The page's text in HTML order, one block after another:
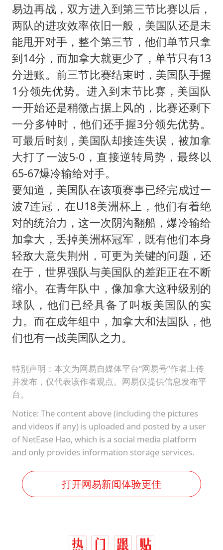
易边再战，双方进入到第三节比赛以后，
两队的进攻效率依旧一般，美国队还是未
能甩开对手，整个第三节，他们单节只拿
到14分，而加拿大就更少了，单节只有13
分进账。前三节比赛结束时，美国队手握
1分领先优势。进入到末节比赛，美国队
一开始还是稍微占据上风的，比赛还剩下
一分多钟时，他们还手握3分领先优势。
可最后时刻，美国队却接连失误，被加拿
大打了一波5-0，直接逆转局势，最终以
65-67爆冷输给对手。
要知道，美国队在该项赛事已经完成过一
波7连冠，在U18美洲杯上，他们有着绝
对的统治力，这一次阴沟翻船，爆冷输给
加拿大，丢掉美洲杯冠军，既有他们本身
轻敌大意失荆州，可更为关键的问题，还
在于，世界强队与美国队的差距正在不断
缩小。在青年队中，像加拿大这种级别的
球队，他们已经具备了叫板美国队的实
力。而在成年组中，加拿大和法国队，他
们也有一战美国队之力。
特别声明：本文为网易自媒体平台“网易号”作者上传
并发布，仅代表该作者观点。网易仅提供信息发布平
台。
Notice: The content above (including the pictures
and videos if any) is uploaded and posted by a user
of NetEase Hao, which is a social media platform
and only provides information storage services.
打开网易新闻体验更佳